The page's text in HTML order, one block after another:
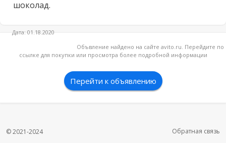
шоколад.
Дата: 01.18.2020
Объвление найдено на сайте avito.ru. Перейдите по
ссылке для покупки или просмотра более подробной информации
Перейти к объявлению
© 2021-2024 Обратная связь